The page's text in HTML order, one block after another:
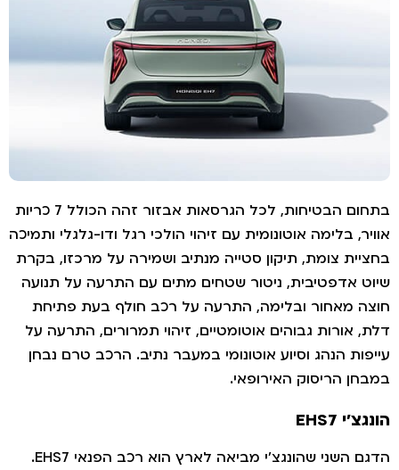
בתחום הבטיחות, לכל הגרסאות אבזור זהה הכולל 7 כריות
אוויר, בלימה אוטונומית עם זיהוי הולכי רגל ודו-גלגלי ותמיכה
בחציית צומת, תיקון סטייה מנתיב ושמירה על מרכזו, בקרת
שיוט אדפטיבית, ניטור שטחים מתים עם התרעה על תנועה
חוצה מאחור ובלימה, התרעה על רכב חולף בעת פתיחת
דלת, אורות גבוהים אוטומטיים, זיהוי תמרורים, התרעה על
עייפות הנהג וסיוע אוטונומי במעבר נתיב. הרכב טרם נבחן
במבחן הריסוק האירופאי.
הונגצ'י EHS7
הדגם השני שהונגצ'י מביאה לארץ הוא רכב הפנאי EHS7.